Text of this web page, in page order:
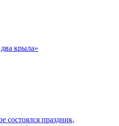
крыла»
состоялся праздник,